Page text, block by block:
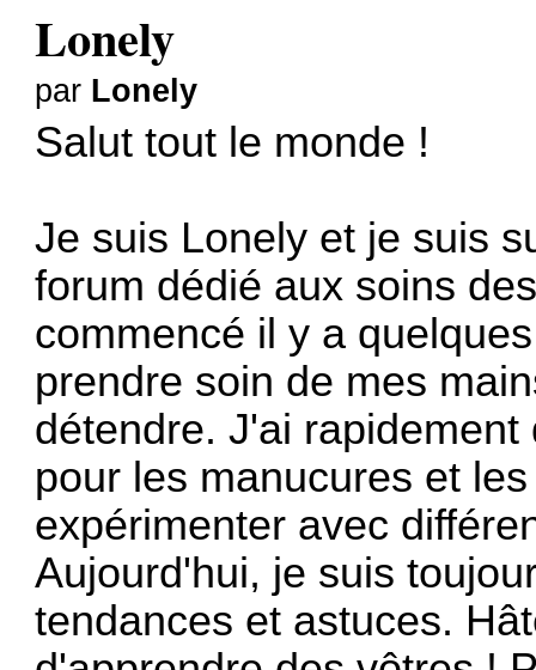
Lonely
par Lonely
Salut tout le monde !
Je suis Lonely et je suis
forum dédié aux soins
commencé il y a
prendre soin de mes
détendre. J'ai
pour les manucures et
expérimenter avec
Aujourd'hui, je suis
tendances et astuces.